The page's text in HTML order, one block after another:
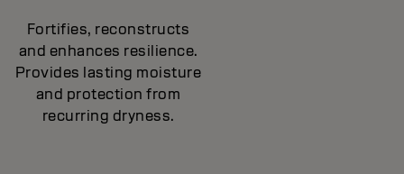
Fortifies, reconstructs
and enhances resilience.
Provides lasting moisture
and protection from
recurring dryness.